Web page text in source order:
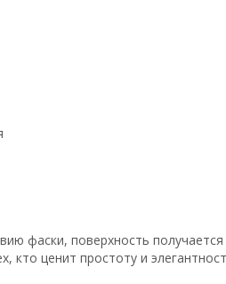
фаски, поверхность
ценит простоту и